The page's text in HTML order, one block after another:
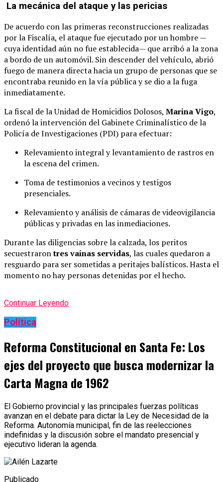
La mecánica del ataque y las pericias
De acuerdo con las primeras reconstrucciones realizadas
por la Fiscalía, el ataque fue ejecutado por un hombre —
cuya identidad aún no fue establecida— que arribó a la zona
a bordo de un automóvil. Sin descender del vehículo, abrió
fuego de manera directa hacia un grupo de personas que se
encontraba reunido en la vía pública y se dio a la fuga
inmediatamente.
La fiscal de la Unidad de Homicidios Dolosos, Marina Vigo,
ordenó la intervención del Gabinete Criminalístico de la
Policía de Investigaciones (PDI) para efectuar:
Relevamiento integral y levantamiento de rastros en
la escena del crimen.
Toma de testimonios a vecinos y testigos
presenciales.
Relevamiento y análisis de cámaras de videovigilancia
públicas y privadas en las inmediaciones.
Durante las diligencias sobre la calzada, los peritos
secuestrarontres vainas servidas, las cuales quedaron a
resguardo para ser sometidas a peritajes balísticos. Hasta el
momento no hay personas detenidas por el hecho.
Continuar Leyendo
Política
Reforma Constitucional en Santa Fe: Los
ejes del proyecto que busca modernizar la
Carta Magna de 1962
El Gobierno provincial y las principales fuerzas políticas
avanzan en el debate para dictar la Ley de Necesidad de la
Reforma. Autonomía municipal, fin de las reelecciones
indefinidas y la discusión sobre el mandato presencial y
ejecutivo lideran la agenda.
Publicado